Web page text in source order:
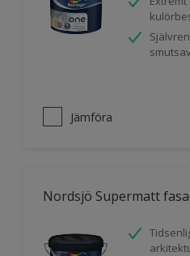
Jämföra
Nordsjö Supermatt